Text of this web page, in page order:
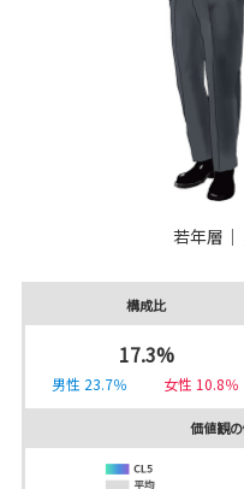
若年層 ｜
構成比
17.3%
男性 23.7％ 女性 10.8％
価値観の